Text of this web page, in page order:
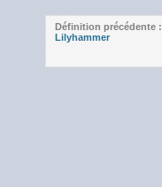
Définition précédente :
Lilyhammer